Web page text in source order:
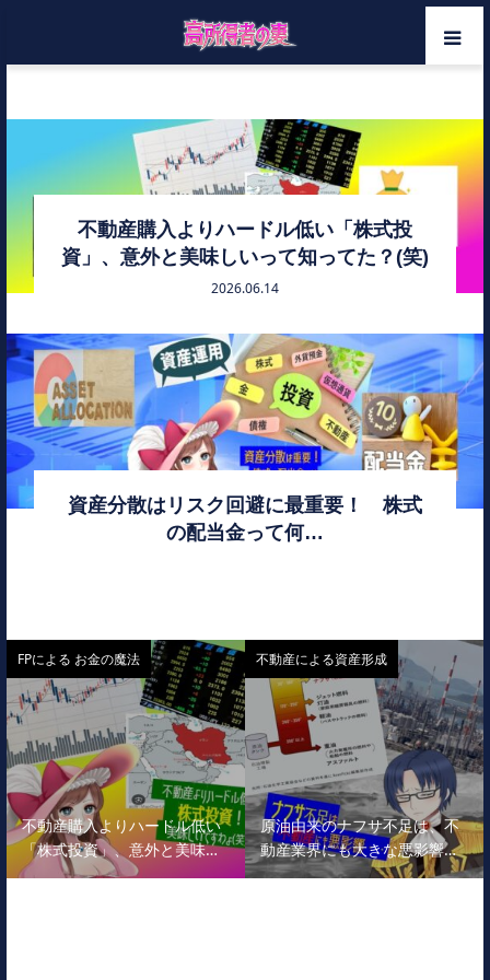
不動産購入よりハードル低い「株式投
資」、意外と美味しいって知ってた？(笑)
2026.06.14
資産分散はリスク回避に最重要！ 株式
の配当金って何…
FPによる お金の魔法
不動産購入よりハードル低い
「株式投資」、意外と美味…
不動産による資産形成
原油由来のナフサ不足は、不
動産業界にも大きな悪影響…
カテゴリー